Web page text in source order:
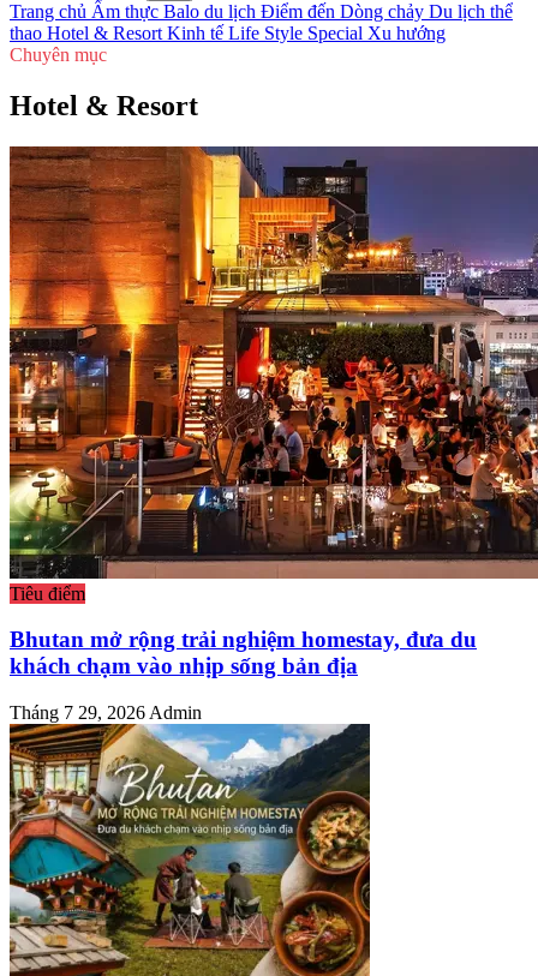
Trang chủ Ẩm thực Balo du lịch Điểm đến Dòng chảy Du lịch thể
thao Hotel & Resort Kinh tế Life Style Special Xu hướng
Chuyên mục
Hotel & Resort
Tiêu điểm
Bhutan mở rộng trải nghiệm homestay, đưa du
khách chạm vào nhịp sống bản địa
Tháng 7 29, 2026 Admin